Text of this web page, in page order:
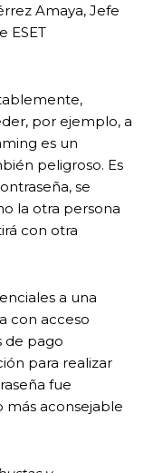
Amaya, Jefe
ESET
por ejemplo, a
es un
peligroso. Es
se
la otra persona
con otra
a una
con acceso
de pago
para realizar
fue
aconsejable